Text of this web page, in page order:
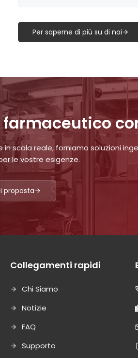
Per saperne di più su di noi
scala reale, forniamo soluzioni
le vostre esigenze.
proposta
Collegamenti rapidi
Chi Siamo
Notizie
FAQ
Supporto